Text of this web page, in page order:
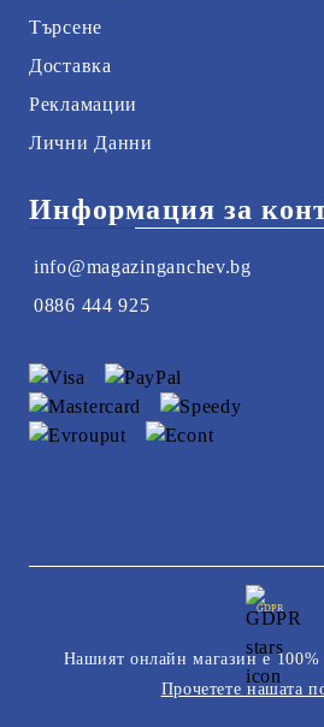
Търсене
Доставка
Рекламации
Лични Данни
Информация за
info@magazinganchev.bg
0886 444 925
GDPR
Нашият онлайн магазин е 100%
Прочетете нашата